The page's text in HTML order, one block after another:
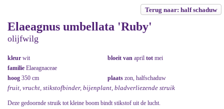
Terug naar: half schaduw
Elaeagnus umbellata 'Ruby'
olijfwilg
kleur wit bloeit van april tot mei
familie Elaeagnaceae
hoog 350 cm plaats zon, halfschaduw
fruit, vrucht, stikstofbinder, bijenplant, bladverliezende struik
Deze gedoornde struik tot kleine boom bindt stikstof uit de lucht.